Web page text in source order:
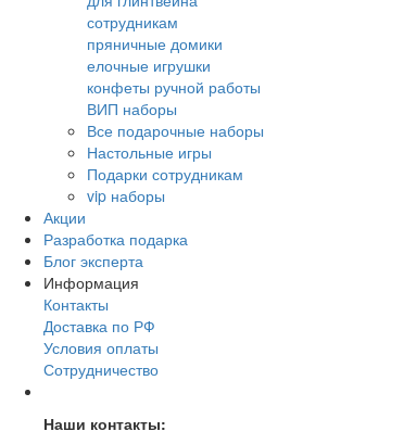
сотрудникам
пряничные домики
елочные игрушки
конфеты ручной работы
ВИП наборы
Все подарочные наборы
Настольные игры
Подарки сотрудникам
vip наборы
Акции
Разработка подарка
Блог эксперта
Информация
Контакты
Доставка по РФ
Условия оплаты
Сотрудничество
Наши контакты: